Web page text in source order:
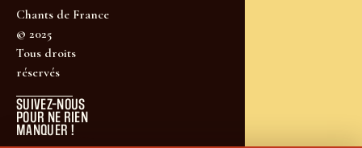
Chants de France
© 2025
Tous droits
réservés
SUIVEZ-NOUS
POUR NE RIEN
MANQUER !